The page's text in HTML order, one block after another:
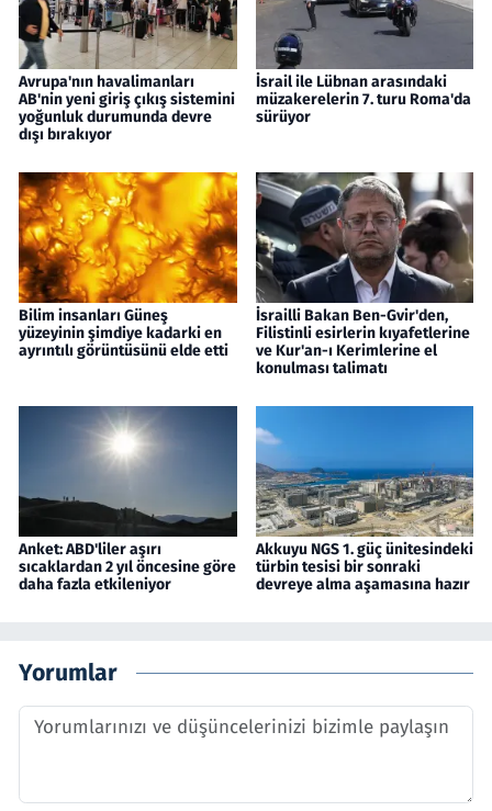
Avrupa'nın havalimanları
AB'nin yeni giriş çıkış sistemini
yoğunluk durumunda devre
dışı bırakıyor
İsrail ile Lübnan arasındaki
müzakerelerin 7. turu Roma'da
sürüyor
Bilim insanları Güneş
yüzeyinin şimdiye kadarki en
ayrıntılı görüntüsünü elde etti
İsrailli Bakan Ben-Gvir'den,
Filistinli esirlerin kıyafetlerine
ve Kur'an-ı Kerimlerine el
konulması talimatı
Anket: ABD'liler aşırı
sıcaklardan 2 yıl öncesine göre
daha fazla etkileniyor
Akkuyu NGS 1. güç ünitesindeki
türbin tesisi bir sonraki
devreye alma aşamasına hazır
Yorumlar